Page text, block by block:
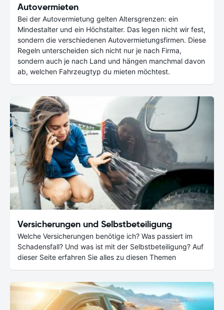
Autovermieten
Bei der Autovermietung gelten Altersgrenzen: ein
Mindestalter und ein Höchstalter. Das legen nicht wir fest,
sondern die verschiedenen Autovermietungsfirmen. Diese
Regeln unterscheiden sich nicht nur je nach Firma,
sondern auch je nach Land und hängen manchmal davon
ab, welchen Fahrzeugtyp du mieten möchtest.
Versicherungen und Selbstbeteiligung
Welche Versicherungen benötige ich? Was passiert im
Schadensfall? Und was ist mit der Selbstbeteiligung? Auf
dieser Seite erfahren Sie alles zu diesen Themen